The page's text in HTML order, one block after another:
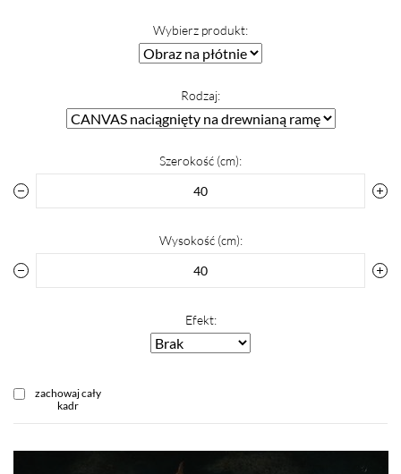
Wybierz produkt:
Rodzaj:
Szerokość (cm):
Wysokość (cm):
Efekt:
zachowaj cały
kadr